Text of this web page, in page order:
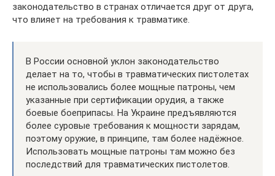
законодательство в странах отличается друг от друга,
что влияет на требования к травматике.
В России основной уклон законодательство
делает на то, чтобы в травматических пистолетах
не использовались более мощные патроны, чем
указанные при сертификации орудия, а также
боевые боеприпасы. На Украине предъявляются
более суровые требования к мощности зарядам,
поэтому оружие, в принципе, там более надёжное.
Использовать мощные патроны там можно без
последствий для травматических пистолетов.